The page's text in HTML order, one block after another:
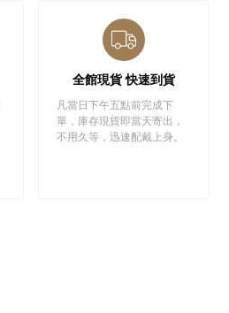
全館現貨 快速到貨
凡當日下午五點前完成下
單，庫存現貨即當天寄出，
不用久等，迅速配戴上身。